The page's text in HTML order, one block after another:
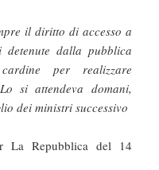
il diritto di accesso a
dalla pubblica
per realizzare
si attendeva domani,
dei ministri successivo
La Repubblica del 14